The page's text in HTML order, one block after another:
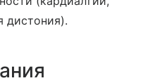
дистония).